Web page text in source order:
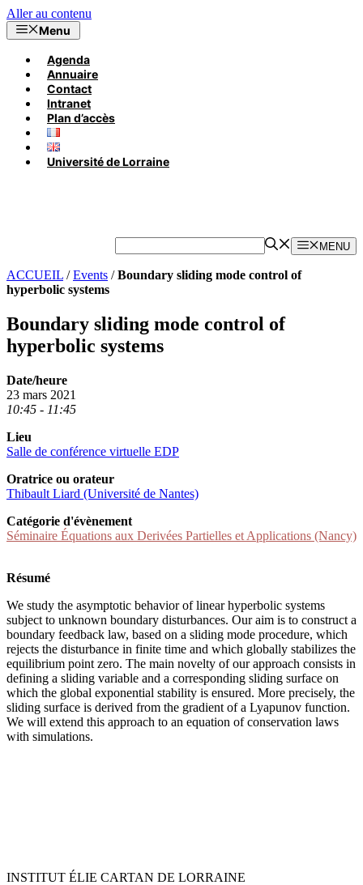
Aller au contenu
Menu
Agenda
Annuaire
Contact
Intranet
Plan d’accès
Université de Lorraine
MENU
ACCUEIL /Events /Boundary sliding mode control of
hyperbolic systems
Boundary sliding mode control of
hyperbolic systems
Date/heure
23 mars 2021
10:45 - 11:45
Lieu
Salle de conférence virtuelle EDP
Oratrice ou orateur
Thibault Liard (Université de Nantes)
Catégorie d'évènement
Séminaire Équations aux Derivées Partielles et Applications (Nancy)
Résumé
We study the asymptotic behavior of linear hyperbolic systems
subject to unknown boundary disturbances. Our aim is to construct a
boundary feedback law, based on a sliding mode procedure, which
rejects the disturbance in finite time and which globally stabilizes the
equilibrium point zero. The main novelty of our approach consists in
defining a sliding variable and a corresponding sliding surface on
which the global exponential stability is ensured. More precisely, the
sliding surface is derived from the gradient of a Lyapunov function.
We will extend this approach to an equation of conservation laws
with simulations.
INSTITUT ÉLIE CARTAN DE LORRAINE